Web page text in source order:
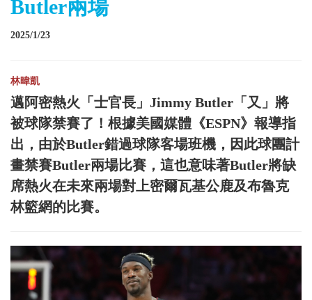
Butler兩場
2025/1/23
林暐凱
邁阿密熱火「士官長」Jimmy Butler「又」將
被球隊禁賽了！根據美國媒體《ESPN》報導指
出，由於Butler錯過球隊客場班機，因此球團計
畫禁賽Butler兩場比賽，這也意味著Butler將缺
席熱火在未來兩場對上密爾瓦基公鹿及布魯克
林籃網的比賽。